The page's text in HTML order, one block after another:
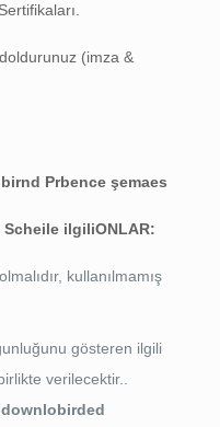
(imza &
birnd Prbence şemaes
Scheile ilgiliONLAR:
kullanılmamış
gösteren ilgili
verilecektir..
downlobirded